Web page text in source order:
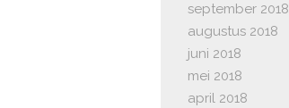
september 2018
augustus 2018
juni 2018
mei 2018
april 2018